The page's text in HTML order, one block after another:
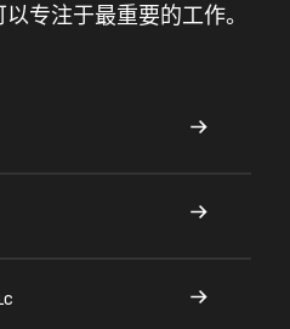
专注于最重要的工作。